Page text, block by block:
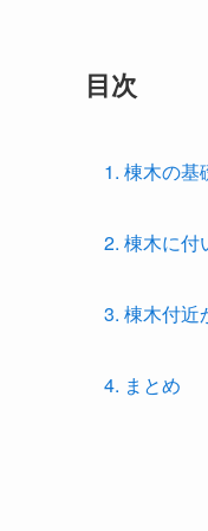
目次
1. 棟木の基
2. 棟木に付
3. 棟木付近
4. まとめ